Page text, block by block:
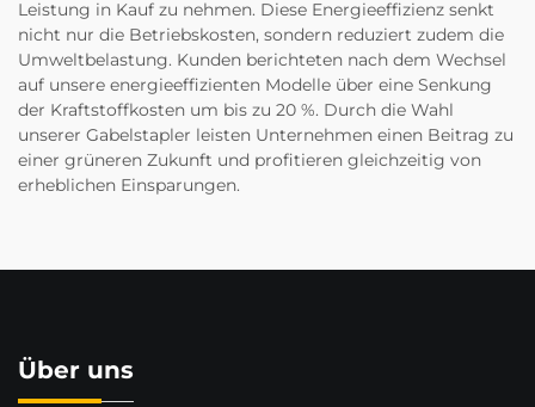
Leistung in Kauf zu nehmen. Diese Energieeffizienz senkt
nicht nur die Betriebskosten, sondern reduziert zudem die
Umweltbelastung. Kunden berichteten nach dem Wechsel
auf unsere energieeffizienten Modelle über eine Senkung
der Kraftstoffkosten um bis zu 20 %. Durch die Wahl
unserer Gabelstapler leisten Unternehmen einen Beitrag zu
einer grüneren Zukunft und profitieren gleichzeitig von
erheblichen Einsparungen.
Über uns